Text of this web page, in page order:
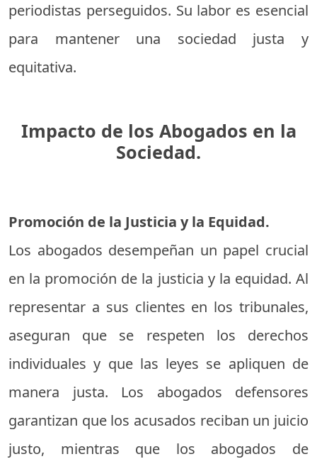
periodistas perseguidos. Su labor es esencial
para mantener una sociedad justa y
equitativa.
Impacto de los Abogados en la
Sociedad.
Promoción de la Justicia y la Equidad.
Los abogados desempeñan un papel crucial
en la promoción de la justicia y la equidad. Al
representar a sus clientes en los tribunales,
aseguran que se respeten los derechos
individuales y que las leyes se apliquen de
manera justa. Los abogados defensores
garantizan que los acusados reciban un juicio
justo, mientras que los abogados de